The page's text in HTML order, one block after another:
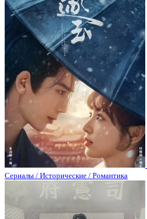
Сериалы / Исторические / Романтика